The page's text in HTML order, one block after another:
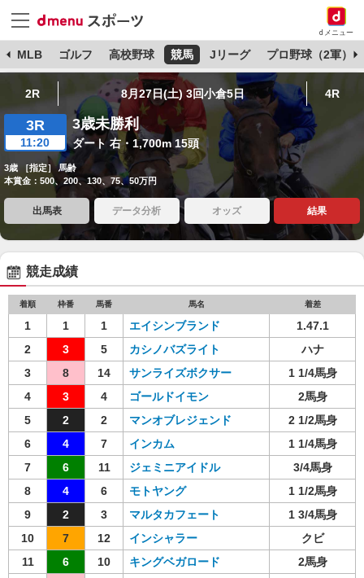
dメニュー
MLB ゴルフ 高校野球 競馬 Jリーグ プロ野球（2軍）
2R 8月27日(土) 3回小倉5日 4R
3R
11:20
3歳未勝利
ダート 右・1,700m 15頭
3歳 ［指定］ 馬齢
本賞金：500、200、130、75、50万円
出馬表 データ分析 オッズ 結果
競走成績
着順 枠番 馬番 馬名 着差
1 1 1 エイシンブランド
1.47.1
2
3 5 カシノバズライト
ハナ
3
8 14 サンライズボクサー
1 1/4馬身
4
3 4 ゴールドイモン
2馬身
5
2 2 マンオブレジェンド
2 1/2馬身
6
4 7 インカム
1 1/4馬身
7
6 11 ジェミニアイドル
3/4馬身
8
4 6 モトヤング
1 1/2馬身
9
2 3 マルタカフェート
1 3/4馬身
10
7 12 インシャラー
クビ
11
6 10 キングベガロード
2馬身